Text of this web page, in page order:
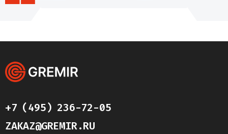
+7 (495) 236-72-05
ZAKAZ@GREMIR.RU